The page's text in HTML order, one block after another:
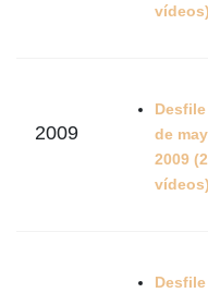
vídeos)
2009
de
2009
vídeos)